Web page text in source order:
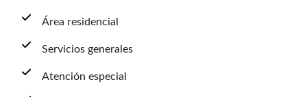
Área residencial
Servicios generales
Atención especial